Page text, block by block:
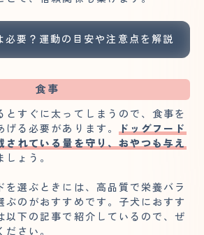
必要？運動の目安や注意点を解説
食事
とすぐに太ってしまうので、食事を
る必要があります。
ドッグフード
されている量を守り、おやつも与え
しょう。
を選ぶときには、高品質で栄養バラ
ぶのがおすすめです。子犬におすす
以下の記事で紹介しているので、ぜ
さい。